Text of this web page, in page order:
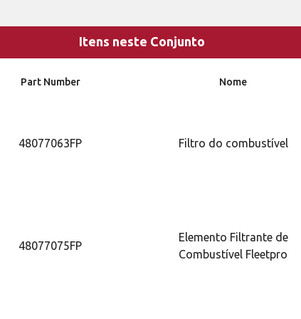
Itens neste Conjunto
Part Number Nome
48077063FP Filtro do combustível
48077075FP
Elemento Filtrante de
Combustível Fleetpro